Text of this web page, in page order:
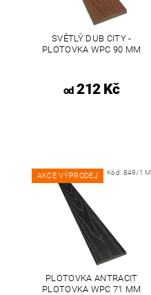
SVĚTLÝ DUB CITY -
PLOTOVKA WPC 90 MM
od212 Kč
AKCE VÝPRODEJ Kód: 849/1 M
PLOTOVKA ANTRACIT
PLOTOVKA WPC 71 MM